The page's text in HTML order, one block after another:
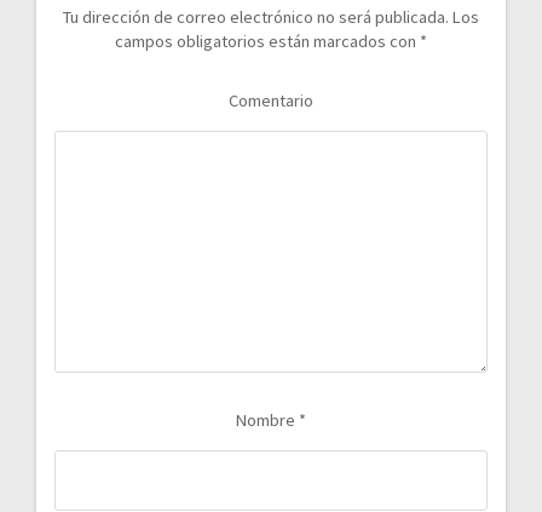
Tu dirección de correo electrónico no será publicada. Los
campos obligatorios están marcados con *
Comentario
Nombre *